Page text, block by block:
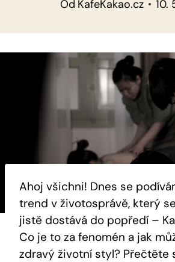
Od KafeKakao.cz 10.
Ahoj všichni! Dnes se
trend‌ v životosprávě, který
‌jistě dostává do popředí –
Co je to za fenomén a jak
zdravý životní styl? Přečtěte